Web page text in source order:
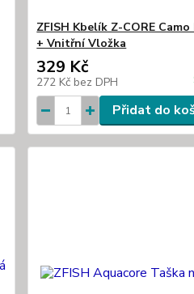
ZFISH Kbelík Z-CORE
+ Vnitřní Vložka
329 Kč
272 Kč bez DPH
Přidat do